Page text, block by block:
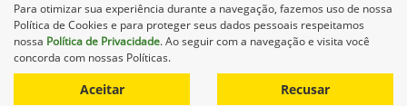
Desacelere. Seu bem maior é
a vida.
Desenvolvido pela DEALERSPACE ® Direitos Reservados.
Para otimizar sua experiência durante a navegação, fazemos uso de nossa
Política de Cookies e para proteger seus dados pessoais respeitamos
nossa Política de Privacidade. Ao seguir com a navegação e visita você
concorda com nossas Políticas.
Aceitar Recusar